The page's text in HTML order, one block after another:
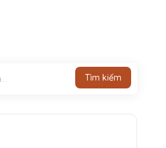
Tìm kiếm